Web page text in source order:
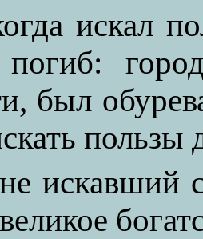
искал
был
искавший